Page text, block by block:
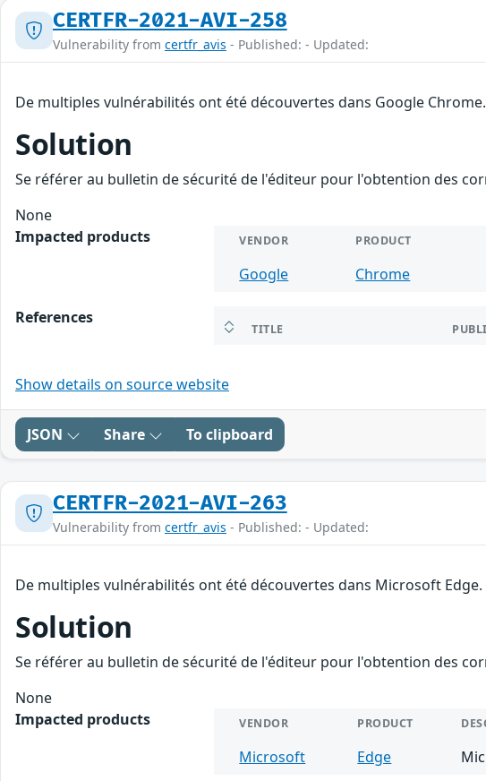
CERTFR-2021-AVI-258
Vulnerability from certfr_avis - Published: - Updated:
De multiples vulnérabilités ont été découvertes dans Google
Solution
Se référer au bulletin de sécurité de l'éditeur pour l'obtention des
None
Impacted products
VENDOR PRODUCT
Google Chrome
References
TITLE
Show details on source website
JSON Share To clipboard
CERTFR-2021-AVI-263
Vulnerability from certfr_avis - Published: - Updated:
De multiples vulnérabilités ont été découvertes dans Microsoft
Solution
Se référer au bulletin de sécurité de l'éditeur pour l'obtention des
None
Impacted products
VENDOR PRODUCT
Microsoft Edge